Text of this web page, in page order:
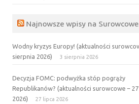
Najnowsze wpisy na
Wodny kryzys Europy! (aktualności
sierpnia 2026)
3 sierpnia 2026
Decyzja FOMC: podwyżka stóp pogrąży
Republikanów? (aktualności surowcowe –
2026)
27 lipca 2026